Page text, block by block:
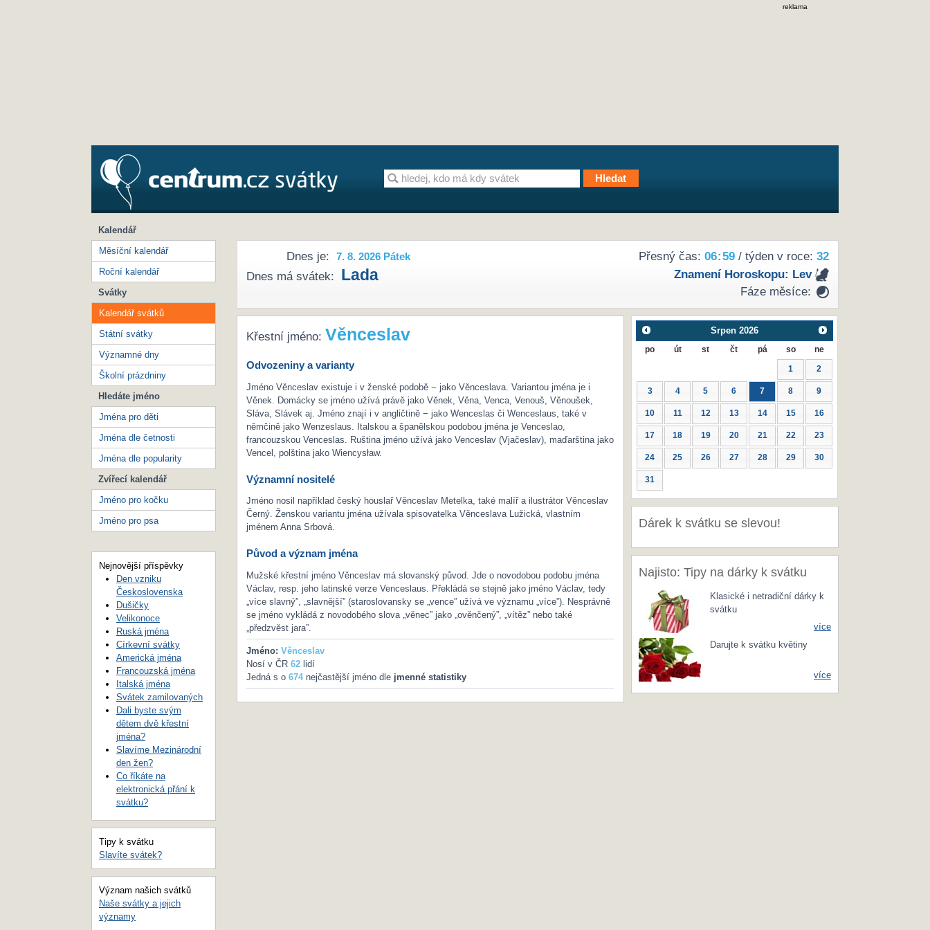
reklama
Přesný čas: 06:59/ týden v roce: 32
Znamení Horoskopu: Lev
Fáze měsíce:
Dnes je: 7. 8. 2026 Pátek
Dnes má svátek: Lada
Křestní jméno: Věnceslav
Odvozeniny a varianty
Jméno Věnceslav existuje i v ženské podobě − jako Věnceslava. Variantou jména je i
Věnek. Domácky se jméno užívá právě jako Věnek, Věna, Venca, Venouš, Věnoušek,
Sláva, Slávek aj. Jméno znají i v angličtině − jako Wenceslas či Wenceslaus, také v
němčině jako Wenzeslaus. Italskou a španělskou podobou jména je Venceslao,
francouzskou Venceslas. Ruština jméno užívá jako Venceslav (Vjačeslav), maďarština jako
Vencel, polština jako Wiencysław.
Významní nositelé
Jméno nosil například český houslař Věnceslav Metelka, také malíř a ilustrátor Věnceslav
Černý. Ženskou variantu jména užívala spisovatelka Věnceslava Lužická, vlastním
jménem Anna Srbová.
Původ a význam jména
Mužské křestní jméno Věnceslav má slovanský původ. Jde o novodobou podobu jména
Václav, resp. jeho latinské verze Venceslaus. Překládá se stejně jako jméno Václav, tedy
„více slavný”, „slavnější” (staroslovansky se „vence” užívá ve významu „více”). Nesprávně
se jméno vykládá z novodobého slova „věnec” jako „ověnčený”, „vítěz” nebo také
„předzvěst jara”.
Jméno: Věnceslav
Nosí v ČR 62lidí
Jedná s o 674nejčastější jméno dle jmenné statistiky
Srpen 2026
po út st čt pá so ne
1 2
3 4 5 6 7 8 9
10 11 12 13 14 15 16
17 18 19 20 21 22 23
24 25 26 27 28 29 30
31
Dárek k svátku se slevou!
Najisto: Tipy na dárky k svátku
Klasické i netradiční dárky k
svátku
více
Darujte k svátku květiny
více
Kalendář
Měsíční kalendář
Roční kalendář
Svátky
Kalendář svátků
Státní svátky
Významné dny
Školní prázdniny
Hledáte jméno
Jména pro děti
Jména dle četnosti
Jména dle popularity
Zvířecí kalendář
Jméno pro kočku
Jméno pro psa
Nejnovější příspěvky
Den vzniku
Československa
Dušičky
Velikonoce
Ruská jména
Církevní svátky
Americká jména
Francouzská jména
Italská jména
Svátek zamilovaných
Dali byste svým
dětem dvě křestní
jména?
Slavíme Mezinárodní
den žen?
Co říkáte na
elektronická přání k
svátku?
Tipy k svátku
Slavíte svátek?
Význam našich svátků
Naše svátky a jejich
významy